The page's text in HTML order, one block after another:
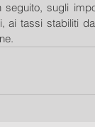
sugli
ai tassi stabiliti